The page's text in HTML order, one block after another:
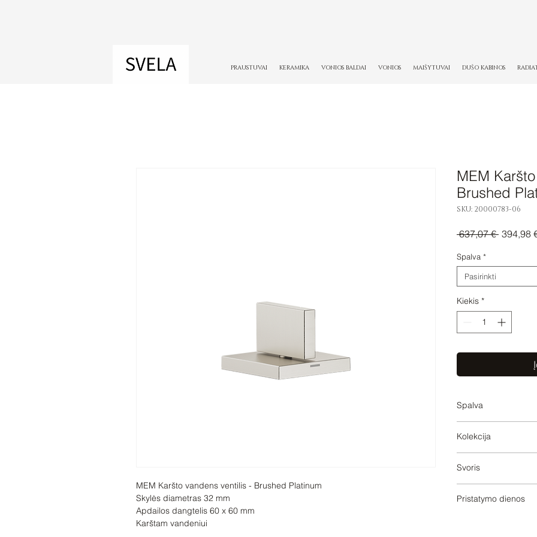
PRAUSTUVAI KERAMIKA VONIOS BALDAI VONIOS MAIŠYTUVAI DUŠO KABINOS
MEM Karšto vandens ventilis - Brushed Platinum
Skylės diametras 32 mm
Apdailos dangtelis 60 x 60 mm
Karštam vandeniui
MEM
Brushed
SKU: 20000783-06
637,07 € Įprastinė
394,98
Spalva *
Pasirinkti
Kiekis *
Spalva
Kolekcija
Svoris
Pristatymo dienos